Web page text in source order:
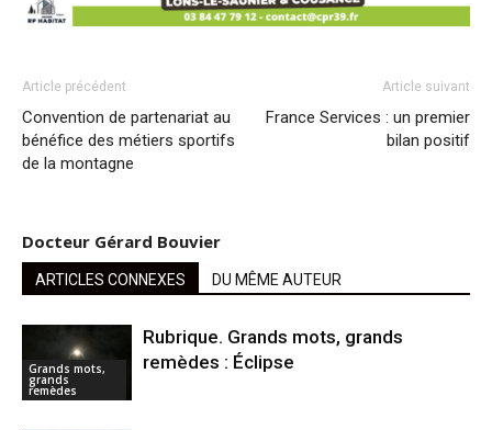
Article précédent
Convention de partenariat au
bénéfice des métiers sportifs
de la montagne
Article suivant
France Services : un premier
bilan positif
Docteur Gérard Bouvier
ARTICLES CONNEXES DU MÊME AUTEUR
Grands mots,
grands
remèdes
Rubrique. Grands mots, grands
remèdes : Éclipse